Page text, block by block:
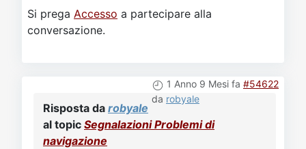
Si prega Accesso a partecipare alla
conversazione.
1 Anno 9 Mesi fa #54622
da robyale
Risposta da robyale
al topic Segnalazioni Problemi di
navigazione